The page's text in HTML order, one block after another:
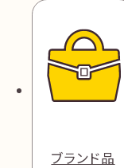
ブランド品